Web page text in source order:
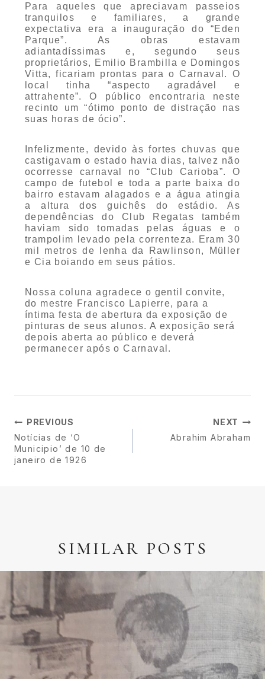
Para aqueles que apreciavam passeios
tranquilos e familiares, a grande
expectativa era a inauguração do “Eden
Parque”. As obras estavam
adiantadíssimas e, segundo seus
proprietários, Emilio Brambilla e Domingos
Vitta, ficariam prontas para o Carnaval. O
local tinha “aspecto agradável e
attrahente”. O público encontraria neste
recinto um “ótimo ponto de distração nas
suas horas de ócio”.
Infelizmente, devido às fortes chuvas que
castigavam o estado havia dias, talvez não
ocorresse carnaval no “Club Carioba”. O
campo de futebol e toda a parte baixa do
bairro estavam alagados e a água atingia
a altura dos guichês do estádio. As
dependências do Club Regatas também
haviam sido tomadas pelas águas e o
trampolim levado pela correnteza. Eram 30
mil metros de lenha da Rawlinson, Müller
e Cia boiando em seus pátios.
Nossa coluna agradece o gentil convite,
do mestre Francisco Lapierre, para a
íntima festa de abertura da exposição de
pinturas de seus alunos. A exposição será
depois aberta ao público e deverá
permanecer após o Carnaval.
PREVIOUS
Notícias de ‘O
Municipio’ de 10 de
janeiro de 1926
NEXT
Abrahim Abraham
SIMILAR POSTS